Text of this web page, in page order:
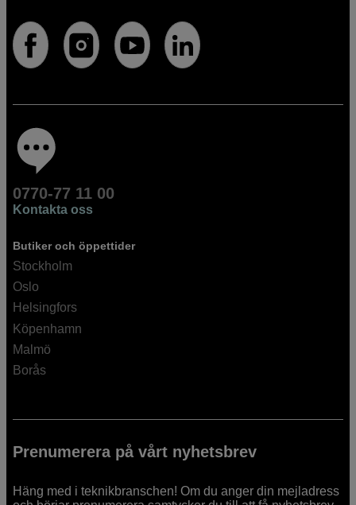
0770-77 11 00
Kontakta oss
Butiker och öppettider
Stockholm
Oslo
Helsingfors
Köpenhamn
Malmö
Borås
Prenumerera på vårt nyhetsbrev
Häng med i teknikbranschen! Om du anger din mejladress